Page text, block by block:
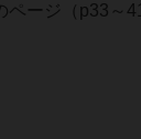
ページ（p33～